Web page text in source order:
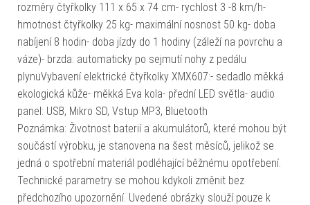
rozměry čtyřkolky 111 x 65 x 74 cm- rychlost 3 -8 km/h-
hmotnost čtyřkolky 25 kg- maximální nosnost 50 kg- doba
nabíjení 8 hodin- doba jízdy do 1 hodiny (záleží na povrchu a
váze)- brzda: automaticky po sejmutí nohy z pedálu
plynuVybavení elektrické čtyřkolky XMX607:- sedadlo měkká
ekologická kůže- měkká Eva kola- přední LED světla- audio
panel: USB, Mikro SD, Vstup MP3, Bluetooth
Poznámka: Životnost baterií a akumulátorů, které mohou být
součástí výrobku, je stanovena na šest měsíců, jelikož se
jedná o spotřební materiál podléhající běžnému opotřebení.
Technické parametry se mohou kdykoli změnit bez
předchozího upozornění. Uvedené obrázky slouží pouze k